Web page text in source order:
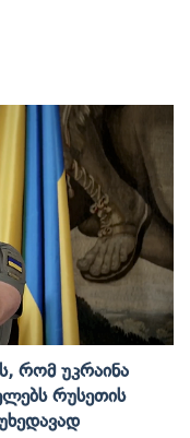
Რომ Უკრაინა
Რუსეთის